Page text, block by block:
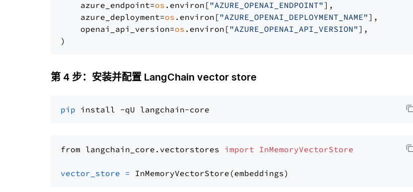
    azure_endpoint=
os .environ[ "AZURE_OPENAI_ENDPOINT"],
    azure_deployment=
os .environ[ "AZURE_OPENAI_DEPLOYMENT_NAME"],
    openai_api_version=
os .environ[ "AZURE_OPENAI_API_VERSION"],
第 4 步：安装并配置 LangChain vector store
pip
from langchain_core.vectorstores import InMemoryVectorStore
vector_store =